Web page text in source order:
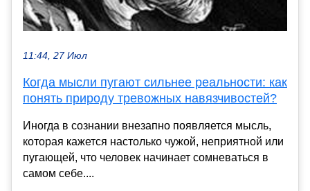
11:44, 27 Июл
Когда мысли пугают сильнее реальности: как
понять природу тревожных навязчивостей?
Иногда в сознании внезапно появляется мысль,
которая кажется настолько чужой, неприятной или
пугающей, что человек начинает сомневаться в
самом себе....